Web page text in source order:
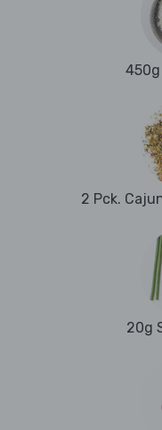
450g
2 Pck.
20g